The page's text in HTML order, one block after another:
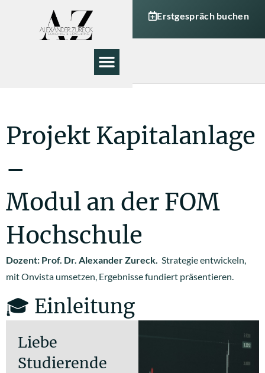
Erstgespräch buchen
Projekt Kapitalanlage
–
Modul an der FOM
Hochschule
Dozent: Prof. Dr. Alexander Zureck. Strategie entwickeln,
mit Onvista umsetzen, Ergebnisse fundiert präsentieren.
🎓 Einleitung
Liebe
Studierende